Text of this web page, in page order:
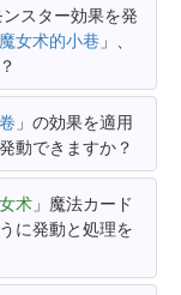
ンスター効果を発
魔女术的小巷 」、
」の効果を適用
動できますか？
术 」魔法カード
に発動と処理を